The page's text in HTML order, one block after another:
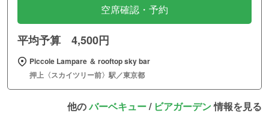
空席確認・予約
平均予算 4,500円
Piccole Lampare ＆ rooftop sky bar
押上〈スカイツリー前〉駅／東京都
他のバーベキュー/ ビアガーデン情報を見る